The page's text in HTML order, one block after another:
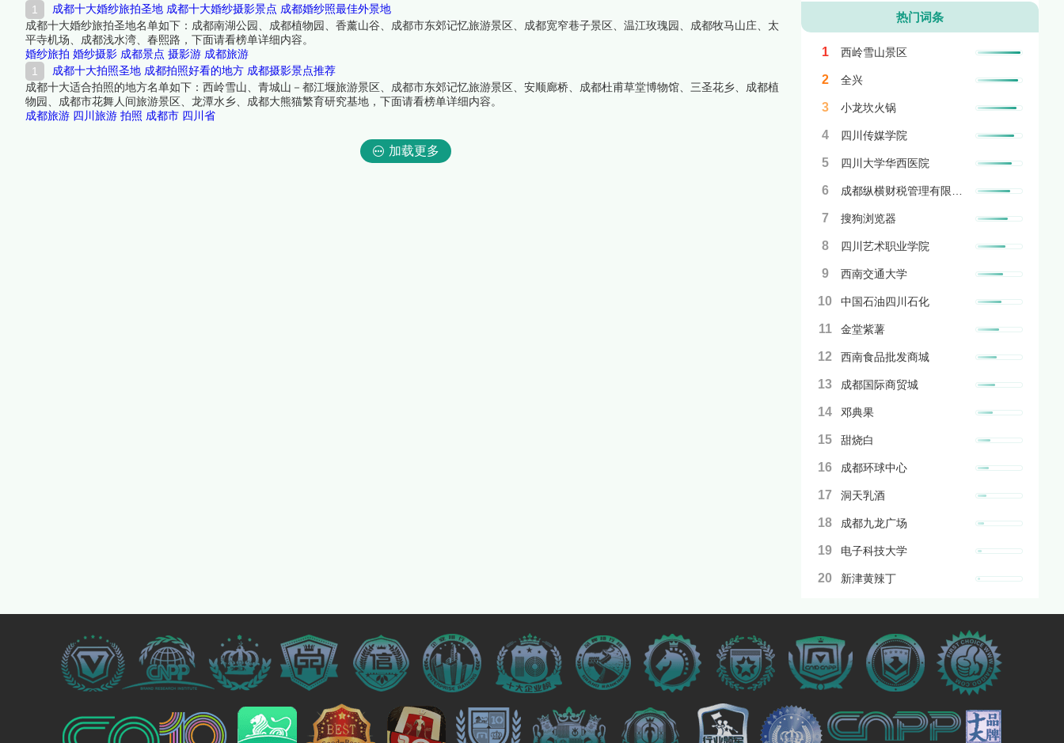
成都十大婚纱旅拍圣地 成都十大婚纱摄影景点 成都婚纱照最佳外景地
成都十大婚纱旅拍圣地名单如下：成都南湖公园、成都植物园、香薰山谷、成都市东郊记忆旅游景区、成都宽窄巷子景区、温江玫瑰园、成都牧马山庄、太
平寺机场、成都浅水湾、春熙路，下面请看榜单详细内容。
婚纱旅拍 婚纱摄影 成都景点 摄影游 成都旅游
成都十大拍照圣地 成都拍照好看的地方 成都摄影景点推荐
成都十大适合拍照的地方名单如下：西岭雪山、青城山－都江堰旅游景区、成都市东郊记忆旅游景区、安顺廊桥、成都杜甫草堂博物馆、三圣花乡、成都植
物园、成都市花舞人间旅游景区、龙潭水乡、成都大熊猫繁育研究基地，下面请看榜单详细内容。
成都旅游 四川旅游 拍照 成都市 四川省
加载更多
热门词条
1 西岭雪山景区
2 全兴
3 小龙坎火锅
4 四川传媒学院
5 四川大学华西医院
6 成都纵横财税管理有限公司
7 搜狗浏览器
8 四川艺术职业学院
9 西南交通大学
10 中国石油四川石化
11 金堂紫薯
12 西南食品批发商城
13 成都国际商贸城
14 邓典果
15 甜烧白
16 成都环球中心
17 洞天乳酒
18 成都九龙广场
19 电子科技大学
20 新津黄辣丁